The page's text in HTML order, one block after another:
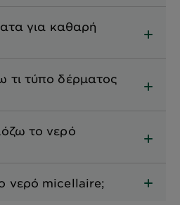
για καθαρή
τι τύπο δέρματος
το νερό
νερό micellaire;